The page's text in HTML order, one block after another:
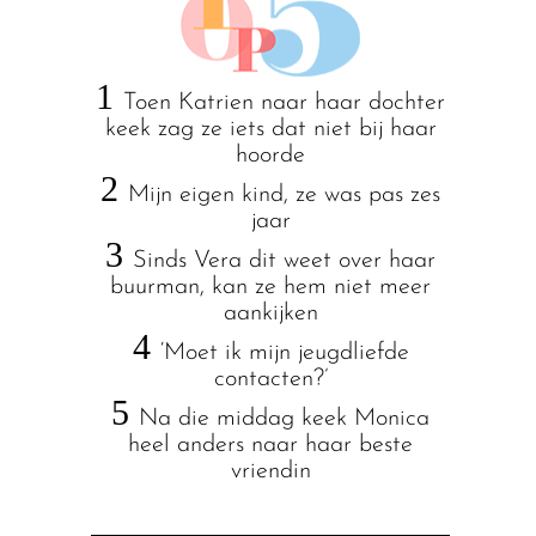
1
Toen Katrien naar haar dochter
keek zag ze iets dat niet bij haar
hoorde
2 Mijn eigen kind, ze was pas zes
jaar
3 Sinds Vera dit weet over haar
buurman, kan ze hem niet meer
aankijken
4 ‘Moet ik mijn jeugdliefde
contacten?’
5 Na die middag keek Monica
heel anders naar haar beste
vriendin